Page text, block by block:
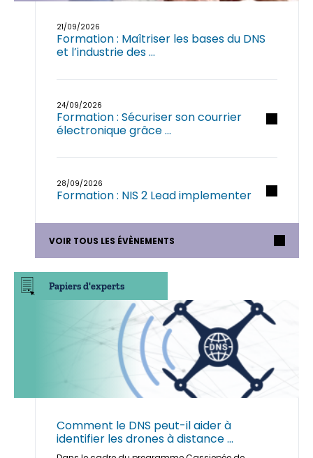
21/09/2026
Formation : Maîtriser les bases du DNS
et l’industrie des ...
24/09/2026
Formation : Sécuriser son courrier
électronique grâce ...
28/09/2026
Formation : NIS 2 Lead implementer
VOIR TOUS LES ÉVÈNEMENTS
Papiers d'experts
Comment le DNS peut-il aider à
identifier les drones à distance ...